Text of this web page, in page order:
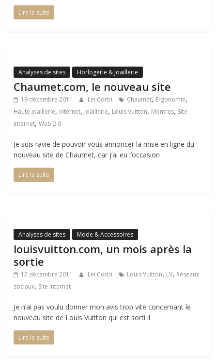
Lire la suite
Analyses de sites Horlogerie & Joaillerie
Chaumet.com, le nouveau site
19 décembre 2011 Leï Corbi Chaumet, Ergonomie,
Haute joaillerie, Internet, Joaillerie, Louis Vuitton, Montres, Site
internet,Web 2.0
Je suis ravie de pouvoir vous annoncer la mise en ligne du
nouveau site de Chaumet, car j’ai eu l’occasion
Lire la suite
Analyses de sites Mode & Accessoires
louisvuitton.com, un mois après la
sortie
12 décembre 2011 Leï Corbi Louis Vuitton, LV, Réseaux
sociaux, Site internet
Je n’ai pas voulu donner mon avis trop vite concernant le
nouveau site de Louis Vuitton qui est sorti il
Lire la suite